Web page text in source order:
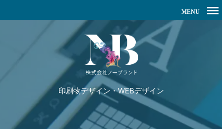
印刷物デザイン・WEBデザイン